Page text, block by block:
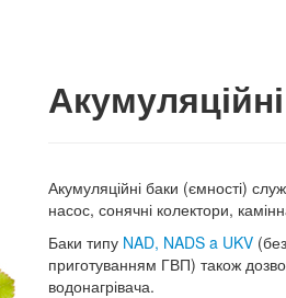
Акумуляційні баки (ємності)
насос, сонячні колектори,
Баки типу NAD, NADS a UKV
приготуванням ГВП) також
водонагрівача.